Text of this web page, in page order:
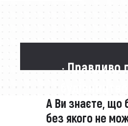
· Правдиво
А Ви знаєте, що
без якого не